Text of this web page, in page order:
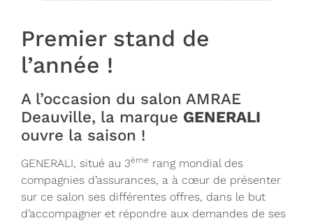
Premier stand de
l’année !
A l’occasion du salon AMRAE
Deauville, la marque GENERALI
ouvre la saison !
GENERALI, situé au 3ème rang mondial des
compagnies d’assurances, a à cœur de présenter
sur ce salon ses différentes offres, dans le but
d’accompagner et répondre aux demandes de ses